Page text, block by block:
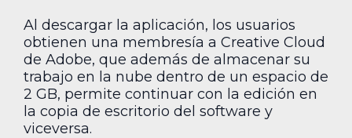
Al descargar la aplicación, los usuarios
obtienen una membresía a Creative Cloud
de Adobe, que además de almacenar su
trabajo en la nube dentro de un espacio de
2 GB, permite continuar con la edición en
la copia de escritorio del software y
viceversa.